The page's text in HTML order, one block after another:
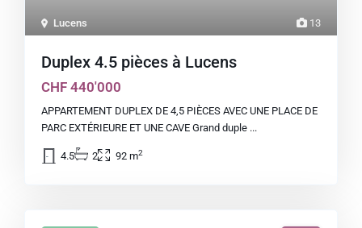
13
Lucens
Duplex 4.5 pièces à Lucens
CHF 440'000
APPARTEMENT DUPLEX DE 4,5 PIÈCES AVEC UNE PLACE DE
PARC EXTÉRIEURE ET UNE CAVE Grand duple ...
4.5 2 92 m2